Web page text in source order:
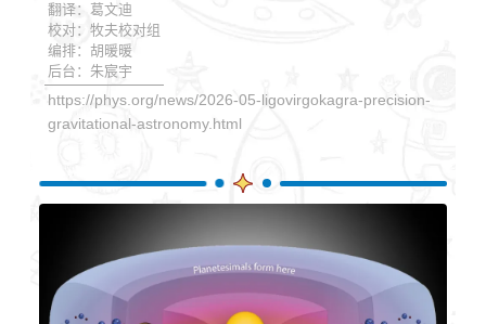
翻译：葛文迪
校对：牧夫校对组
编排：胡暖暖
后台：朱宸宇
https://phys.org/news/2026-05-ligovirgokagra-precision-
gravitational-astronomy.html